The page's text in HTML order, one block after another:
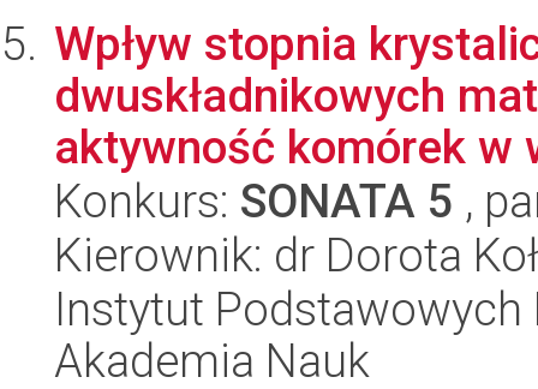
Wpływ stopnia
dwuskładnikowych
aktywność komórek w
Konkurs: SONATA 5 ,
Kierownik: dr Dorota
Instytut
Akademia Nauk